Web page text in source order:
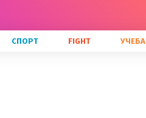
СПОРТ FIGHT УЧЕБА